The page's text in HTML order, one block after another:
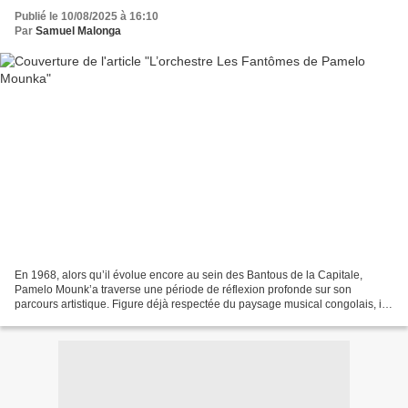
Publié le 10/08/2025 à 16:10
Par Samuel Malonga
En 1968, alors qu’il évolue encore au sein des Bantous de la Capitale,
Pamelo Mounk’a traverse une période de réflexion profonde sur son
parcours artistique. Figure déjà respectée du paysage musical congolais, il